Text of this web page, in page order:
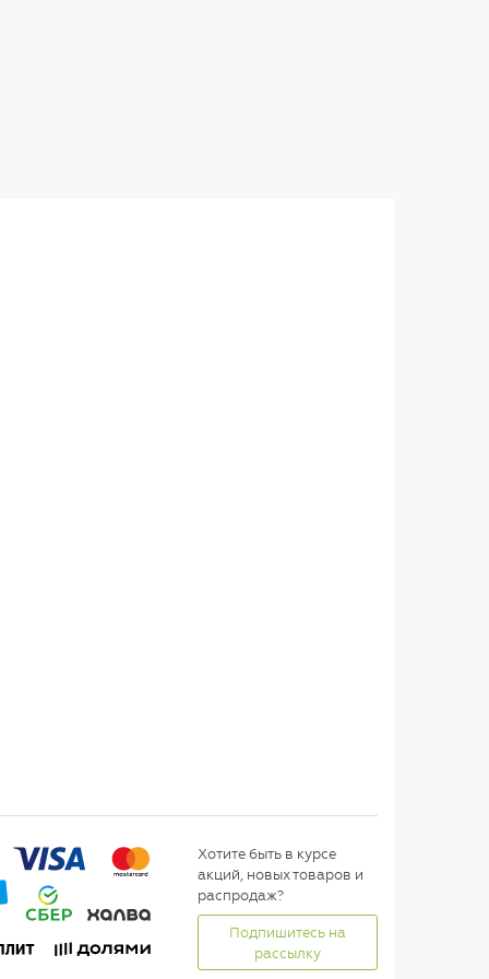
Хотите быть в курсе
акций, новых товаров и
распродаж?
Подпишитесь на
рассылку